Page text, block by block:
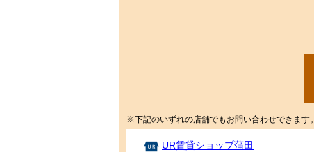
※下記のいずれの店舗でもお問い合わせできます。
UR賃貸ショップ蒲田